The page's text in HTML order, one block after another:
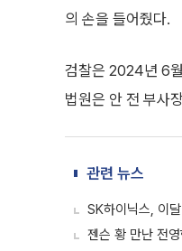
의 손을 들어줬다.
검찰은 2024년 6
법원은 안 전 부사
관련 뉴스
SK하이닉스, 이
젠슨 황 만난 전